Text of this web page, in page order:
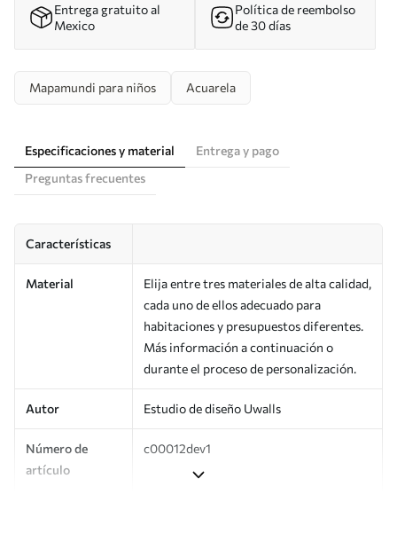
Entrega gratuito al
Mexico
Política de reembolso
de 30 días
Mapamundi para niños Acuarela
Especificaciones y material
Entrega y pago
Preguntas frecuentes
Características
Material
Elija entre tres materiales de alta calidad,
cada uno de ellos adecuado para
habitaciones y presupuestos diferentes.
Más información a continuación o
durante el proceso de personalización.
Autor Estudio de diseño Uwalls
Número de
artículo
c00012dev1